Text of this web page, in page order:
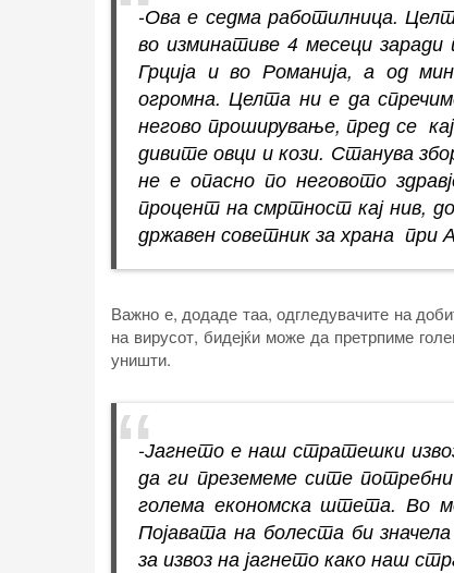
-Ова е седма работилница.
во изминативе 4 месеци заради
Грција и во Романија, а од
огромна. Целта ни е да
негово проширување, пред се
дивите овци и кози. Станува
не е опасно по неговото
процент на смртност кај нив,
државен советник за храна при
Важно е, додаде таа, одгледувачите на
на вирусот, бидејќи може да претрпиме
уништи.
-Јагнето е наш стратешки
да ги преземеме сите
голема економска штета. Во
Појавата на болеста би
за извоз на јагнето како наш